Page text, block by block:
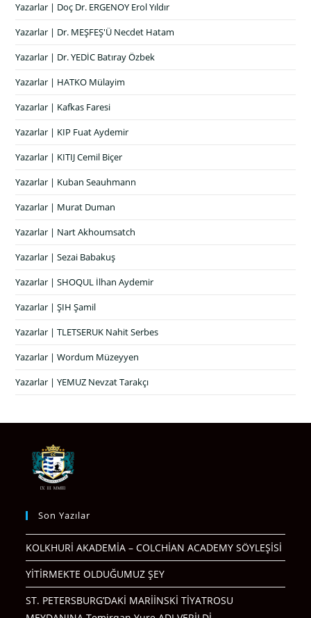
Yazarlar | Doç Dr. ERGENOY Erol Yıldır
Yazarlar | Dr. MEŞFEŞ'Ü Necdet Hatam
Yazarlar | Dr. YEDİC Batıray Özbek
Yazarlar | HATKO Mülayim
Yazarlar | Kafkas Faresi
Yazarlar | KIP Fuat Aydemir
Yazarlar | KITIJ Cemil Biçer
Yazarlar | Kuban Seauhmann
Yazarlar | Murat Duman
Yazarlar | Nart Akhoumsatch
Yazarlar | Sezai Babakuş
Yazarlar | SHOQUL İlhan Aydemir
Yazarlar | ŞIH Şamil
Yazarlar | TLETSERUK Nahit Serbes
Yazarlar | Wordum Müzeyyen
Yazarlar | YEMUZ Nevzat Tarakçı
Son Yazılar
KOLKHURİ AKADEMİA – COLCHİAN ACADEMY SÖYLEŞİSİ
YİTİRMEKTE OLDUĞUMUZ ŞEY
ST. PETERSBURG’DAKİ MARİİNSKİ TİYATROSU